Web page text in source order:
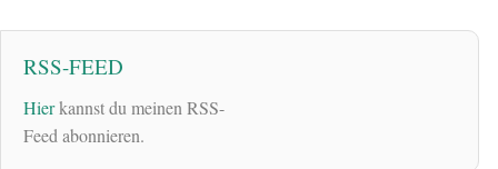
RSS-FEED
Hierkannst du meinen RSS-
Feed abonnieren.